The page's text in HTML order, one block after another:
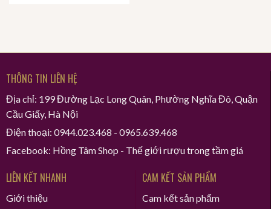
THÔNG TIN LIÊN HỆ
Địa chỉ: 199 Đường Lạc Long Quân, Phường Nghĩa Đô, Quận
Cầu Giấy, Hà Nội
Điện thoại: 0944.023.468 - 0965.639.468
Facebook: Hồng Tâm Shop - Thế giới rượu trong tầm giá
LIÊN KẾT NHANH
Giới thiệu
CAM KẾT SẢN PHẨM
Cam kết sản phẩm